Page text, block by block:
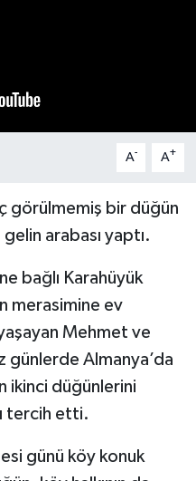
A- A+
görülmemiş bir düğün
arabası yaptı.
bağlı Karahüyük
merasimine ev
Mehmet ve
günlerde Almanya’da
ikinci düğünlerini
tercih etti.
günü köy konuk